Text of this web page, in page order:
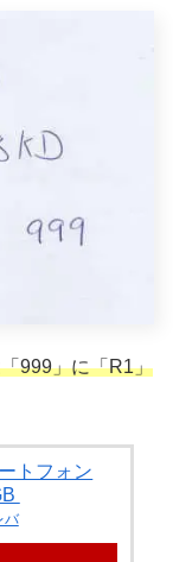
999」に「R1」
トフォン
バ